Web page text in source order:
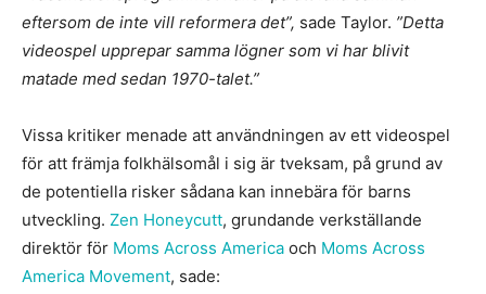
eftersom de inte vill reformera det”, sade Taylor. ”Detta
videospel upprepar samma lögner som vi har blivit
matade med sedan 1970-talet.”
Vissa kritiker menade att användningen av ett videospel
för att främja folkhälsomål i sig är tveksam, på grund av
de potentiella risker sådana kan innebära för barns
utveckling. Zen Honeycutt, grundande verkställande
direktör för Moms Across America och Moms Across
America Movement, sade: